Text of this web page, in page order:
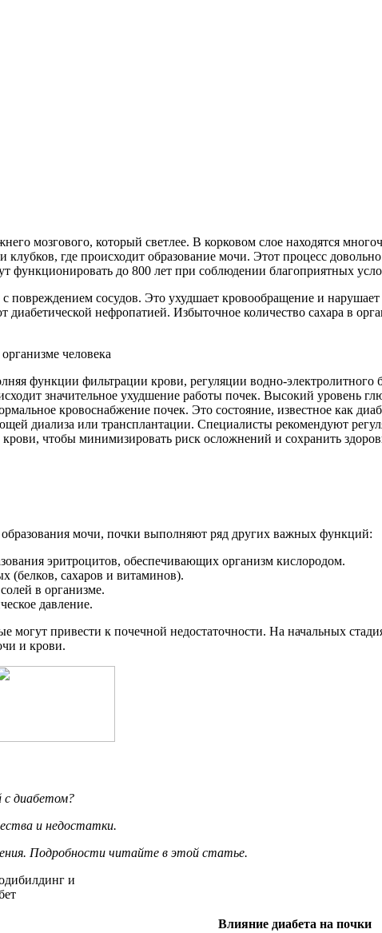
мозгового, который светлее. В корковом слое находятся
где происходит образование мочи. Этот процесс
функционировать до 800 лет при соблюдении благоприятных
повреждением сосудов. Это ухудшает кровообращение и
нефропатией. Избыточное количество сахара в
функции фильтрации крови, регуляции водно-электролитного
значительное ухудшение работы почек. Высокий уровень
кровоснабжение почек. Это состояние, известное как
диализа или трансплантации. Специалисты рекомендуют
чтобы минимизировать риск осложнений и сохранить
мочи, почки выполняют ряд других важных функций:
эритроцитов, обеспечивающих организм кислородом.
(белков, сахаров и витаминов).
в организме.
давление.
привести к почечной недостаточности. На начальных
и крови.
с диабетом?
и недостатки.
Подробности читайте в этой статье.
Влияние диабета на почки